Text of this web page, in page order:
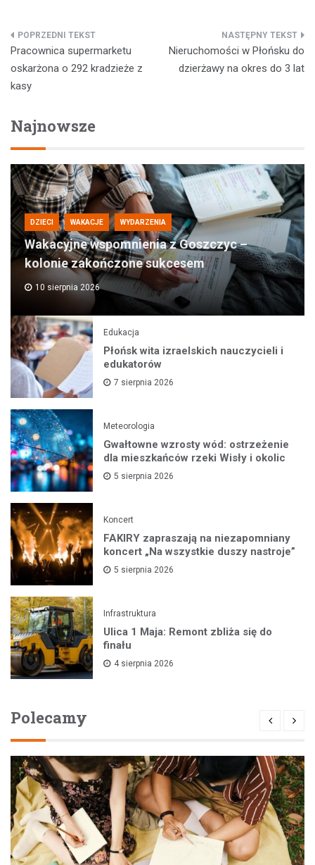
Nawigacja
wpisu
Pracownica supermarketu
oskarżona o 292 kradzieże z
kasy
Nieruchomości w Płońsku do
dzierżawy na okres do 3 lat
Najnowsze
DZIECI WAKACJE WYDARZENIA
Wakacyjne wspomnienia z Goszczyc –
kolonie zakończone sukcesem
10 sierpnia 2026
Edukacja
Płońsk wita izraelskich nauczycieli i
edukatorów
7 sierpnia 2026
Meteorologia
Gwałtowne wzrosty wód: ostrzeżenie
dla mieszkańców rzeki Wisły i okolic
5 sierpnia 2026
Koncert
FAKIRY zapraszają na niezapomniany
koncert „Na wszystkie duszy nastroje”
5 sierpnia 2026
Infrastruktura
Ulica 1 Maja: Remont zbliża się do
finału
4 sierpnia 2026
Polecamy